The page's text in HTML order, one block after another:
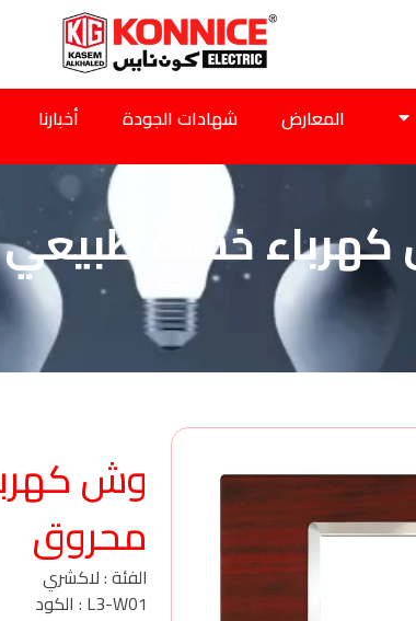
المعارض شهادات الجودة أخبارنا
خشب
وش
محروق
الفئة : لاكشري
L3-W01 : الكود